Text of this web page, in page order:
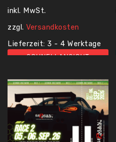
SCHNELLANSICHT
inkl. MwSt.
zzgl. Versandkosten
Lieferzeit: 3 - 4 Werktage